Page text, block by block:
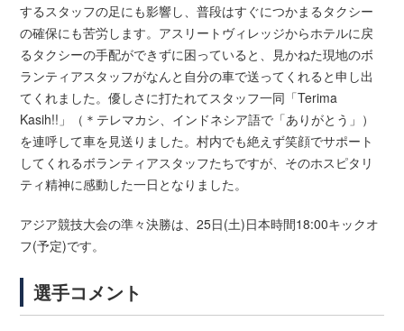
するスタッフの足にも影響し、普段はすぐにつかまるタクシー
の確保にも苦労します。アスリートヴィレッジからホテルに戻
るタクシーの手配ができずに困っていると、見かねた現地のボ
ランティアスタッフがなんと自分の車で送ってくれると申し出
てくれました。優しさに打たれてスタッフ一同「Terima
Kasih!!」（＊テレマカシ、インドネシア語で「ありがとう」）
を連呼して車を見送りました。村内でも絶えず笑顔でサポート
してくれるボランティアスタッフたちですが、そのホスピタリ
ティ精神に感動した一日となりました。
アジア競技大会の準々決勝は、25日(土)日本時間18:00キックオ
フ(予定)です。
選手コメント